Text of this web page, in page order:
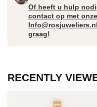
Of heeft u hulp
contact op met
Info@rosjuweliers.nl
graag!
RECENTLY